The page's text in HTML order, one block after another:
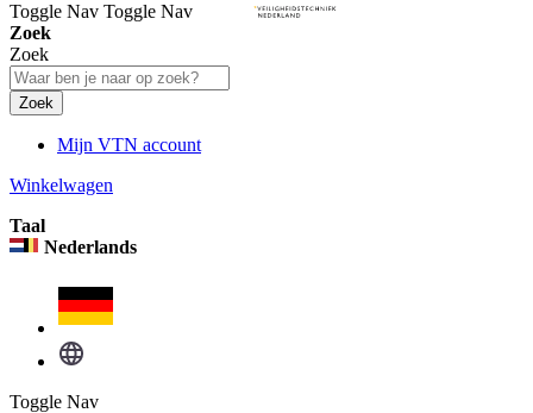
Toggle Nav Toggle Nav
Zoek
Zoek
Zoek
Mijn VTN account
Winkelwagen
Taal
Nederlands
Toggle Nav